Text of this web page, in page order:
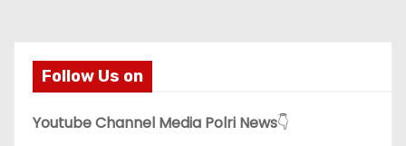
Follow Us on
Youtube Channel Media Polri News👇